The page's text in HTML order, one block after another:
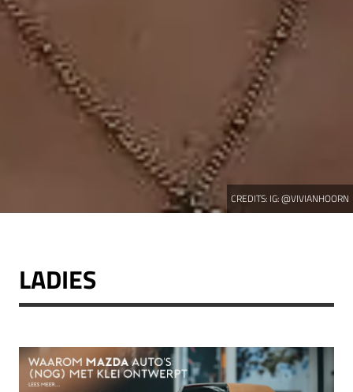
CREDITS: IG: @VIVIANHOORN
LADIES